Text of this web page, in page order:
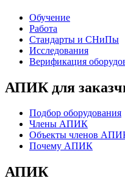
Обучение
Работа
Стандарты и СНиПы
Исследования
Верификация
АПИК для
Подбор оборудования
Члены АПИК
Объекты членов
Почему АПИК
АПИК